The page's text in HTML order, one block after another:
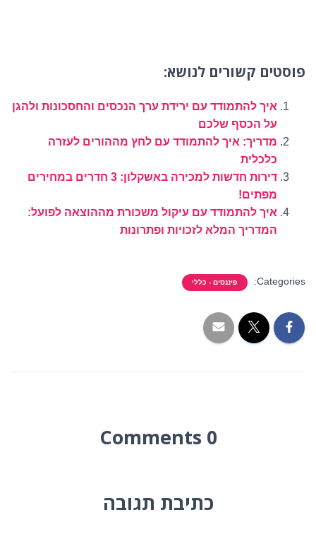
פוסטים קשורים לנושא:
איך להתמודד עם ירידת ערך הנכסים והחסכונות ולהגן
על הכסף שלכם
מדריך: איך להתמודד עם לחץ מההורים לעזרה
כלכלית
דירות חדשות למכירה באשקלון: 3 חדרים במחירים
מפתים!
איך להתמודד עם עיקול משכורת מההוצאה לפועל:
המדריך המלא לזכויות ופתרונות
Categories: פיננסים - כללי
0 Comments
כתיבת תגובה